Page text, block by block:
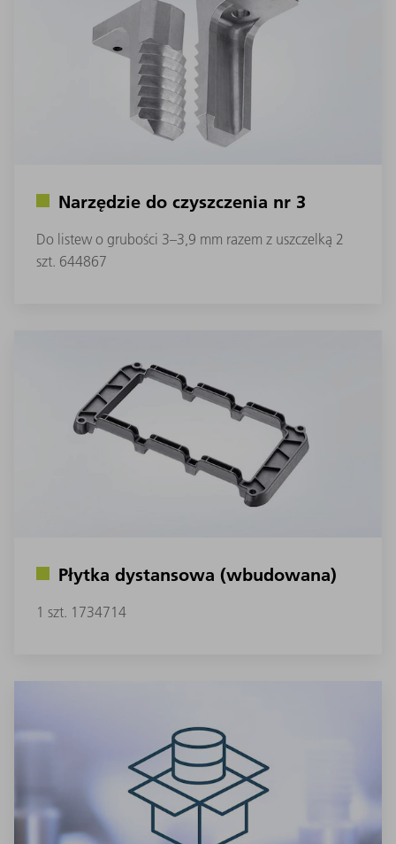
Narzędzie do czyszczenia nr 3
Do listew o grubości 3–3,9 mm razem z uszczelką 2
szt. 644867
Płytka dystansowa (wbudowana)
1 szt. 1734714